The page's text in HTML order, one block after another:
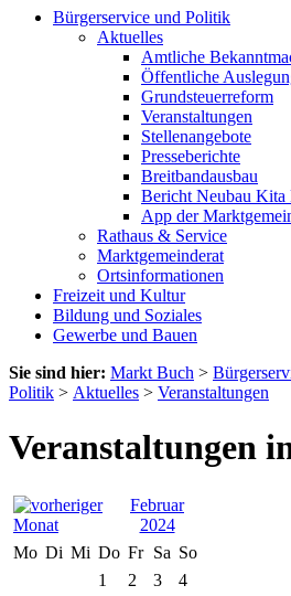
Bürgerservice und Politik
Aktuelles
Amtliche
Öffentliche
Grundsteuerreform
Veranstaltungen
Stellenangebote
Presseberichte
Breitbandausbau
Bericht Neubau Kita
App der
Rathaus & Service
Marktgemeinderat
Ortsinformationen
Freizeit und Kultur
Bildung und Soziales
Gewerbe und Bauen
Sie sind hier: Markt Buch >
Politik > Aktuelles > Veranstaltungen
Veranstaltungen
Februar
2024
Mo Di Mi Do Fr Sa So
1
2 3
4